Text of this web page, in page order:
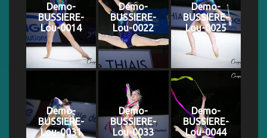
Demo-
BUSSIERE-
Lou-0014
Demo-
BUSSIERE-
Lou-0022
Demo-
BUSSIERE-
Lou-0025
Demo-
BUSSIERE-
Lou-0031
Demo-
BUSSIERE-
Lou-0033
Demo-
BUSSIERE-
Lou-0044